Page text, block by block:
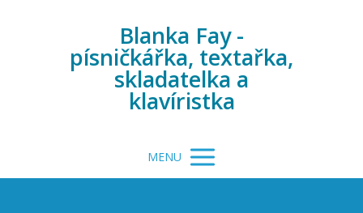
Blanka Fay -
písničkářka, textařka,
skladatelka a
klavíristka
MENU